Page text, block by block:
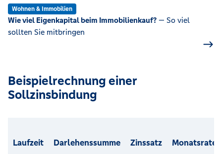
Wohnen & Immobilien
Wie viel Eigenkapital beim Immobilienkauf? — So viel
sollten Sie mitbringen
Beispielrechnung einer
Sollzinsbindung
Laufzeit Darlehenssumme Zinssatz Monatsrate